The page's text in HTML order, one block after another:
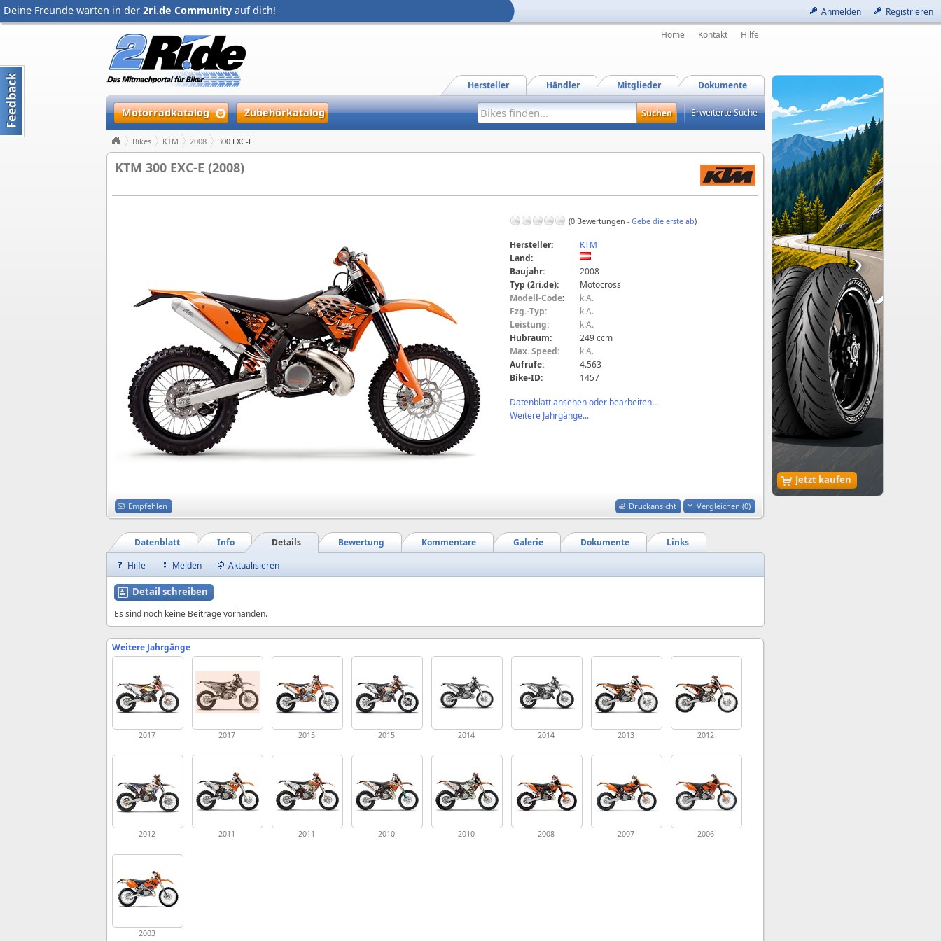
Anmelden Registrieren
Deine Freunde warten in der 2ri.de Community auf dich!
Jetzt kaufen
Home Kontakt Hilfe
Dokumente
Mitglieder
Händler
Hersteller
Motorradkatalog Zubehörkatalog Erweiterte Suche
Bikes KTM 2008 300 EXC-E
KTM 300 EXC-E (2008)
(0 Bewertungen - Gebe die erste ab)
Hersteller:
KTM
Land:
Baujahr:
2008
Typ (2ri.de):
Motocross
Modell-Code:
k.A.
Fzg.-Typ:
k.A.
Leistung:
k.A.
Hubraum:
249 ccm
Max. Speed:
k.A.
Aufrufe:
4.563
Bike-ID:
1457
Datenblatt ansehen oder bearbeiten...
Weitere Jahrgänge...
Druckansicht Vergleichen (0)
Empfehlen
Links
Dokumente
Galerie
Kommentare
Bewertung
Details
Info
Datenblatt
Hilfe
Melden Aktualisieren
Detail schreiben
Es sind noch keine Beiträge vorhanden.
Weitere Jahrgänge
2017 2017 2015 2015 2014 2014 2013 2012
2012 2011 2011 2010 2010 2008 2007 2006
2003